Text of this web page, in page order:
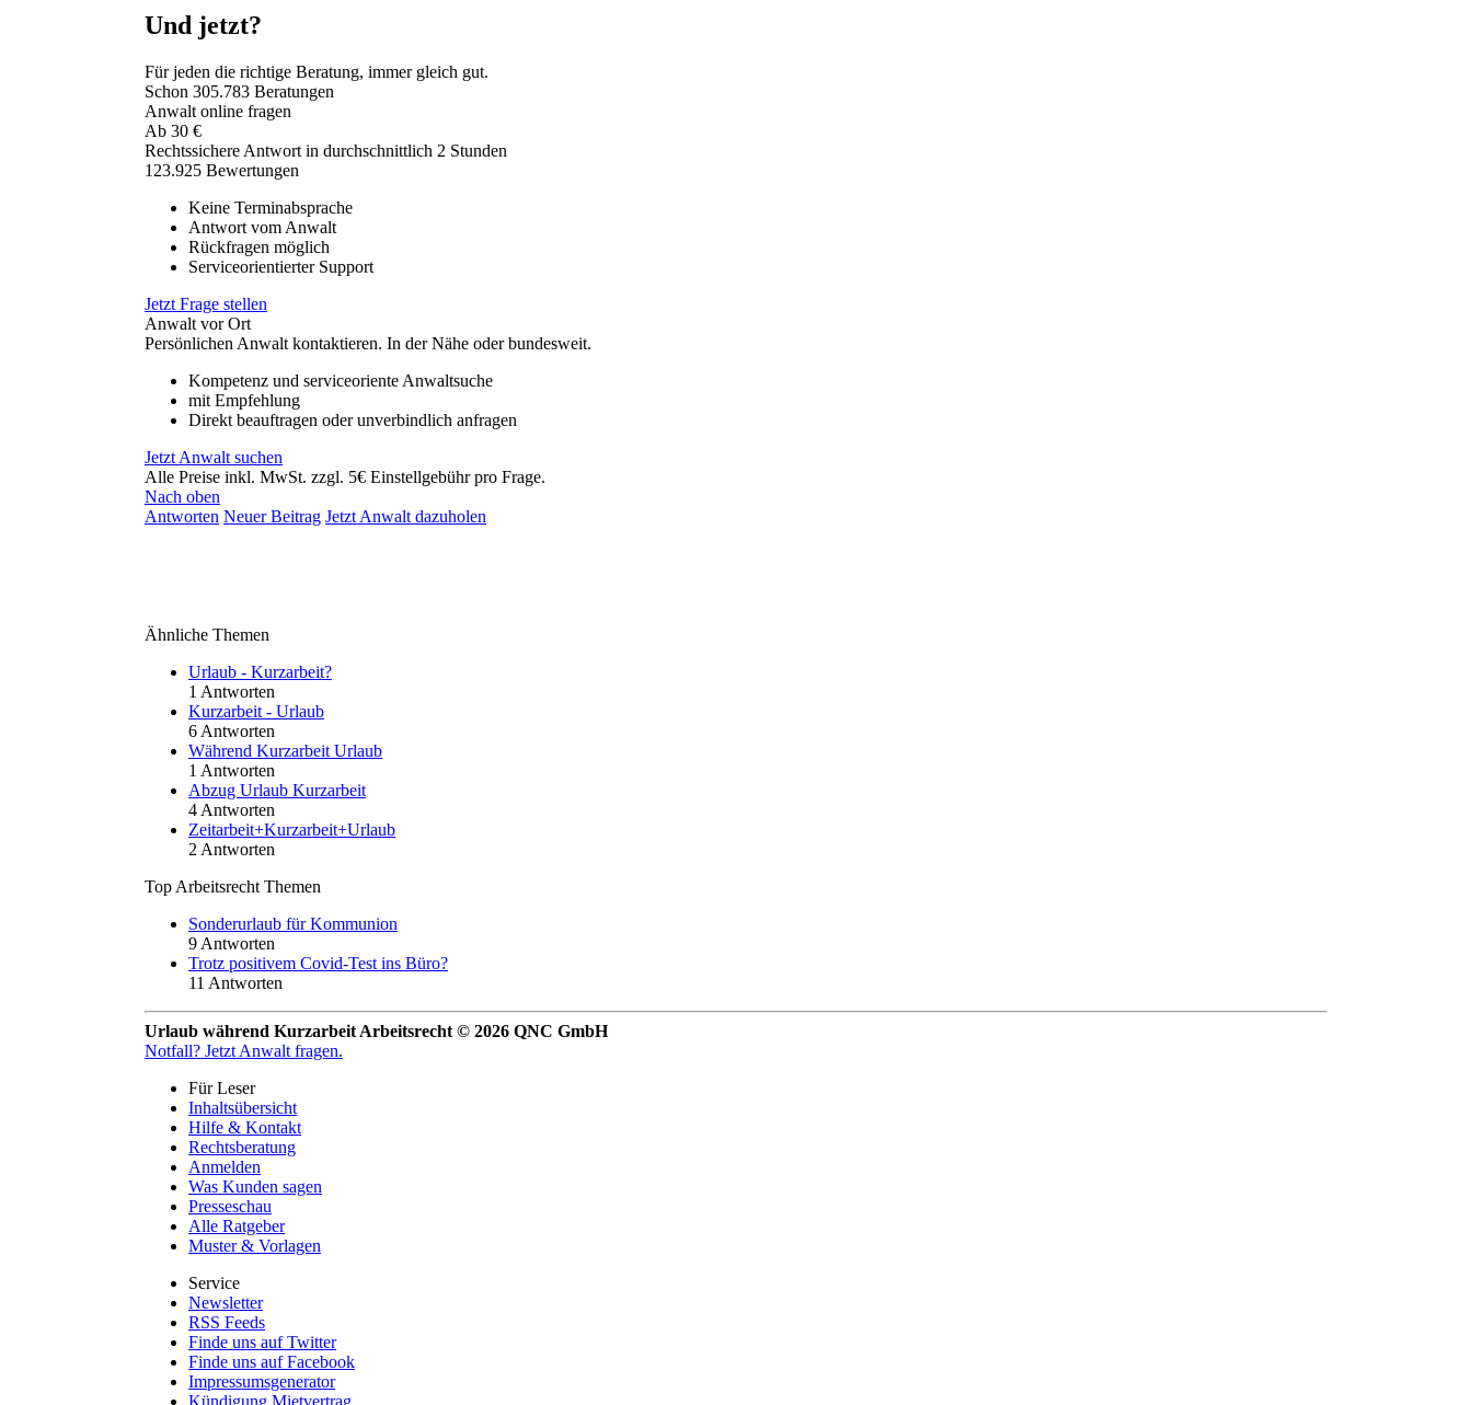
Und jetzt?
Für jeden die richtige Beratung, immer gleich gut.
Schon 305.783 Beratungen
Anwalt online fragen
Ab 30 €
Rechtssichere Antwort in durchschnittlich 2 Stunden
123.925 Bewertungen
Keine Terminabsprache
Antwort vom Anwalt
Rückfragen möglich
Serviceorientierter Support
Jetzt Frage stellen
Anwalt vor Ort
Persönlichen Anwalt kontaktieren. In der Nähe oder bundesweit.
Kompetenz und serviceoriente Anwaltsuche
mit Empfehlung
Direkt beauftragen oder unverbindlich anfragen
Jetzt Anwalt suchen
Alle Preise inkl. MwSt. zzgl. 5€ Einstellgebühr pro Frage.
Nach oben
Antworten Neuer Beitrag Jetzt Anwalt dazuholen
Ähnliche Themen
Urlaub - Kurzarbeit?
1 Antworten
Kurzarbeit - Urlaub
6 Antworten
Während Kurzarbeit Urlaub
1 Antworten
Abzug Urlaub Kurzarbeit
4 Antworten
Zeitarbeit+Kurzarbeit+Urlaub
2 Antworten
Top Arbeitsrecht Themen
Sonderurlaub für Kommunion
9 Antworten
Trotz positivem Covid-Test ins Büro?
11 Antworten
Urlaub während Kurzarbeit Arbeitsrecht © 2026 QNC GmbH
Notfall? Jetzt Anwalt fragen.
Für Leser
Inhaltsübersicht
Hilfe & Kontakt
Rechtsberatung
Anmelden
Was Kunden sagen
Presseschau
Alle Ratgeber
Muster & Vorlagen
Service
Newsletter
RSS Feeds
Finde uns auf Twitter
Finde uns auf Facebook
Impressumsgenerator
Kündigung Mietvertrag